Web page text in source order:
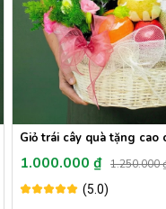
1.000.000 ₫ 1.250.000
(5.0)